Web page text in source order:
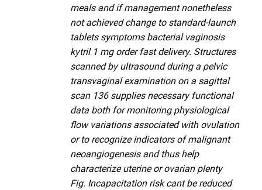
meals and if management nonetheless
not achieved change to standard-launch
tablets symptoms bacterial vaginosis
kytril 1 mg order fast delivery. Structures
scanned by ultrasound during a pelvic
transvaginal examination on a sagittal
scan 136 supplies necessary functional
data both for monitoring physiological
flow variations associated with ovulation
or to recognize indicators of malignant
neoangiogenesis and thus help
characterize uterine or ovarian plenty
Fig. Incapacitation risk cant be reduced